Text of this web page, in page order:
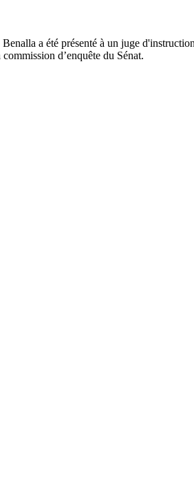
a été présenté à un juge
d’enquête du Sénat.